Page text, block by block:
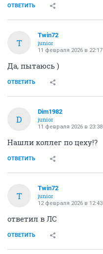
ОТВЕТИТЬ
T
Twin72
junior
11 февраля 2026 в 22:17
Да, пытаюсь )
ОТВЕТИТЬ
D
Dim1982
junior
11 февраля 2026 в 23:38
Нашли коллег по цеху!?
ОТВЕТИТЬ
T
Twin72
junior
12 февраля 2026 в 12:43
ответил в ЛС
ОТВЕТИТЬ